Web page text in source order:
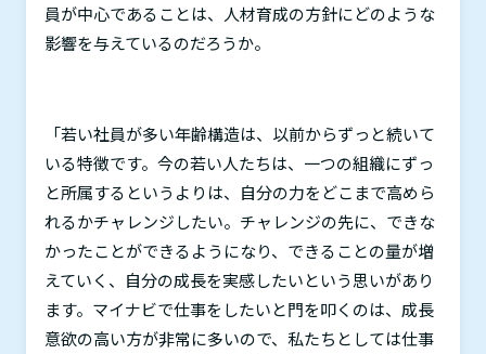
員が中心であることは、人材育成の方針にどのような
影響を与えているのだろうか。
「若い社員が多い年齢構造は、以前からずっと続いて
いる特徴です。今の若い人たちは、一つの組織にずっ
と所属するというよりは、自分の力をどこまで高めら
れるかチャレンジしたい。チャレンジの先に、できな
かったことができるようになり、できることの量が増
えていく、自分の成長を実感したいという思いがあり
ます。マイナビで仕事をしたいと門を叩くのは、成長
意欲の高い方が非常に多いので、私たちとしては仕事